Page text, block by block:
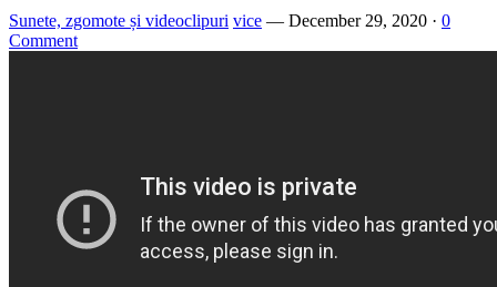
Sunete, zgomote și videoclipuri vice — December 29, 2020 · 0
Comment